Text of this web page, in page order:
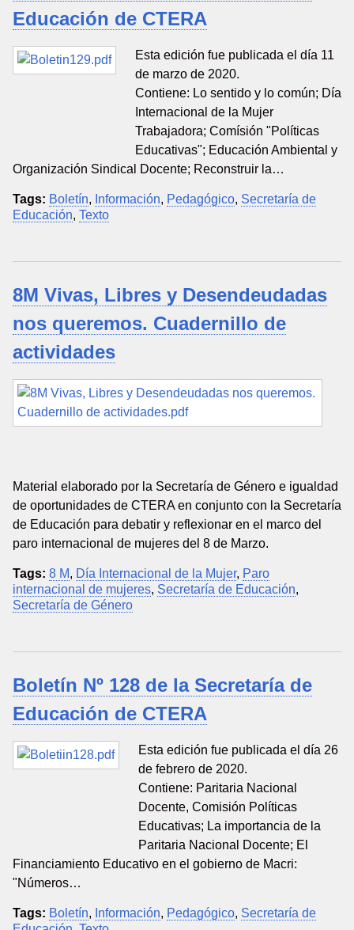
Educación de CTERA
Esta edición fue publicada el día 11
de marzo de 2020.
Contiene: Lo sentido y lo común; Día
Internacional de la Mujer
Trabajadora; Comísión "Políticas
Educativas"; Educación Ambiental y
Organización Sindical Docente; Reconstruir la…
Tags: Boletín, Información, Pedagógico, Secretaría de
Educación, Texto
8M Vivas, Libres y Desendeudadas
nos queremos. Cuadernillo de
actividades
Material elaborado por la Secretaría de Género e igualdad
de oportunidades de CTERA en conjunto con la Secretaría
de Educación para debatir y reflexionar en el marco del
paro internacional de mujeres del 8 de Marzo.
Tags: 8 M, Día Internacional de la Mujer, Paro
internacional de mujeres, Secretaría de Educación,
Secretaría de Género
Boletín Nº 128 de la Secretaría de
Educación de CTERA
Esta edición fue publicada el día 26
de febrero de 2020.
Contiene: Paritaria Nacional
Docente, Comisión Políticas
Educativas; La importancia de la
Paritaria Nacional Docente; El
Financiamiento Educativo en el gobierno de Macri:
"Números…
Tags: Boletín, Información, Pedagógico, Secretaría de